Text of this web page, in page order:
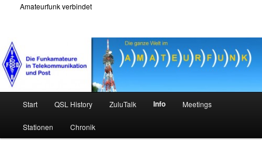
Amateurfunk verbindet
Start QSL History ZuluTalk Info Meetings
Stationen Chronik